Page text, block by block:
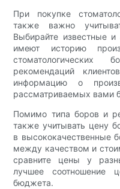
При покупке
также важно
Выбирайте известные
имеют историю
рекомендаций
информацию о
рассматриваемых вами
Помимо типа боров и
также учитывать цену
в высококачественные
между качеством и
сравните цены у
лучшее соотношение
бюджета.